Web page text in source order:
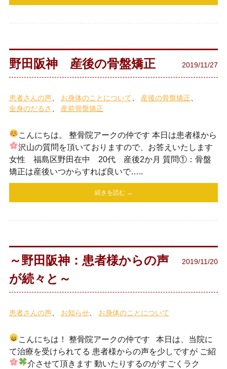
野田阪神 産後の骨盤矯正 2019/11/27
患者さんの声 お身体のことについて
産後の骨盤矯正
全身のだるさ
産前骨盤矯正
こんにちは。 整骨院アークの仲です 本日は患者様から
沢山の質問を頂いておりますので、お答えいたします
女性 福島区野田在中 20代 産後2か月 質問①：骨盤
矯正は産後いつからすれば良いで…..
続きを読む →
～野田阪神：患者様からの声
が続々と～
2019/11/20
患者さんの声 お知らせ お身体のことについて
こんにちは！ 整骨院アークの仲です 本日は、当院に
て治療を受けられてる 患者様からの声を少しですが ご紹
介させて頂きます 動いたりするのがすごくラク